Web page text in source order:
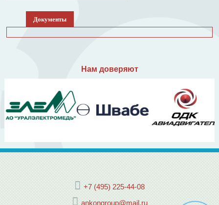
Документы
Нам доверяют
+7 (495) 225-44-08
ankongroup@mail.ru